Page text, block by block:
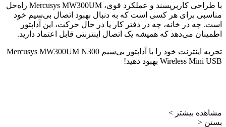
با طراحی کاربرپسند و عملکرد قوی، Mercusys MW300UM راه‌حل
مناسبی برای هر کسی است که به دنبال بهبود اتصال بی‌سیم خود
است. چه در خانه، چه در دفتر کار یا در حال حرکت، این آداپتور
اطمینان می‌دهد که همیشه یک اتصال اینترنتی قابل اعتماد دارید.
تجربه اینترنت خود را با آداپتور بی‌سیم Mercusys MW300UM N300
Wireless Mini USB بهبود دهید!
مشاهده بیشتر >
بستن <